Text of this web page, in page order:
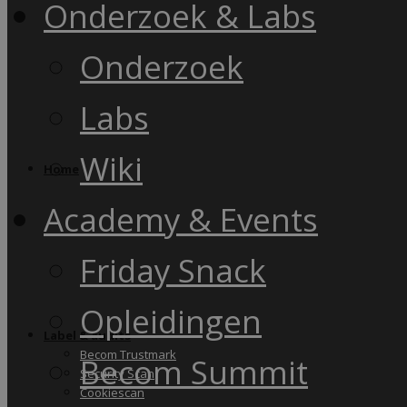
Label & audits
Becom Trustmark
Security Scan
Cookiescan
Onderzoek & Labs
Onderzoek
Labs
Wiki
Academy & Events
Friday Snack
Opleidingen
Becom Summit